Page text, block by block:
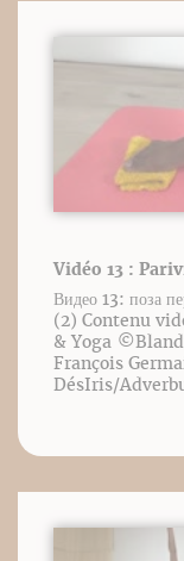
Vidéo 13 :
Видео 13: поза
(2) Contenu
& Yoga
François
DésIris/